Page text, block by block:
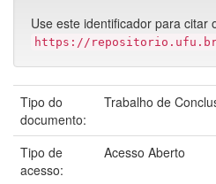
Use este identificador para citar
https://repositorio.ufu.br/
Tipo do
documento:
Trabalho de
Tipo de
acesso:
Acesso Aberto